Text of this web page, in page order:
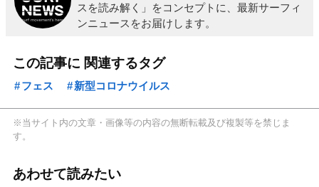
スを読み解く」をコンセプトに、最新サーフィ
ンニュースをお届けします。
この記事に 関連するタグ
フェス 新型コロナウイルス
※当サイト内の文章・画像等の内容の無断転載及び複製等を禁じま
す。
あわせて読みたい